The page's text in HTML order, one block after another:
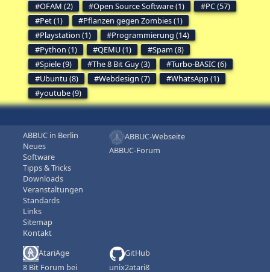
OFAM (2)
Open Source Software (1)
PC (57)
Pet (1)
Pflanzen gegen Zombies (1)
Playstation (1)
Programmierung (14)
Python (1)
QEMU (1)
Spam (8)
Spiele (9)
The 8 Bit Guy (3)
Turbo-BASIC (6)
Ubuntu (8)
Webdesign (7)
WhatsApp (1)
youtube (9)
ABBUC in Berlin
Neues
Software
Tipps & Tricks
Downloads
Veranstaltungen
Standards
Links
Sitemap
Kontakt
ABBUC-Webseite
ABBUC-Forum
AtariAge
8 Bit Forum bei
GitHub
unix2atari8